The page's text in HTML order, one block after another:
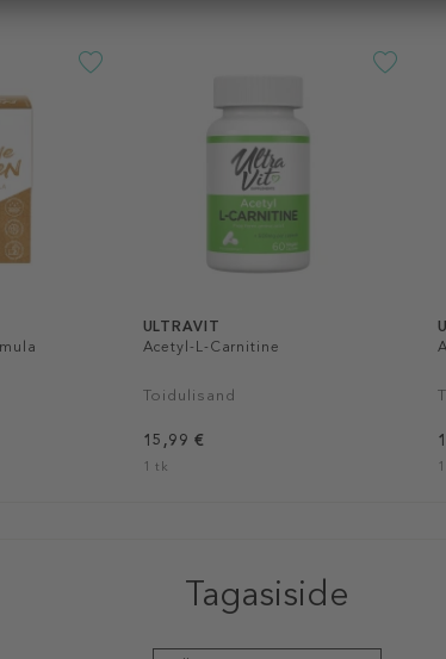
ULTRAVIT
Acetyl-L-Carnitine
Toidulisand
15,99 €
1 tk
Tagasiside